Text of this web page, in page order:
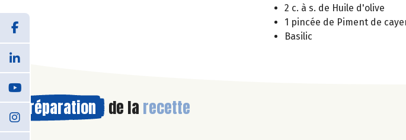
2 c. à s. de Huile d'olive
1 pincée de Piment de
Basilic
Préparation de la recette